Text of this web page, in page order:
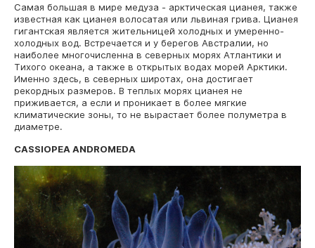
Самая большая в мире медуза - арктическая цианея, также
известная как цианея волосатая или львиная грива. Цианея
гигантская является жительницей холодных и умеренно-
холодных вод. Встречается и у берегов Австралии, но
наиболее многочисленна в северных морях Атлантики и
Тихого океана, а также в открытых водах морей Арктики.
Именно здесь, в северных широтах, она достигает
рекордных размеров. В теплых морях цианея не
приживается, а если и проникает в более мягкие
климатические зоны, то не вырастает более полуметра в
диаметре.
CASSIOPEA ANDROMEDA